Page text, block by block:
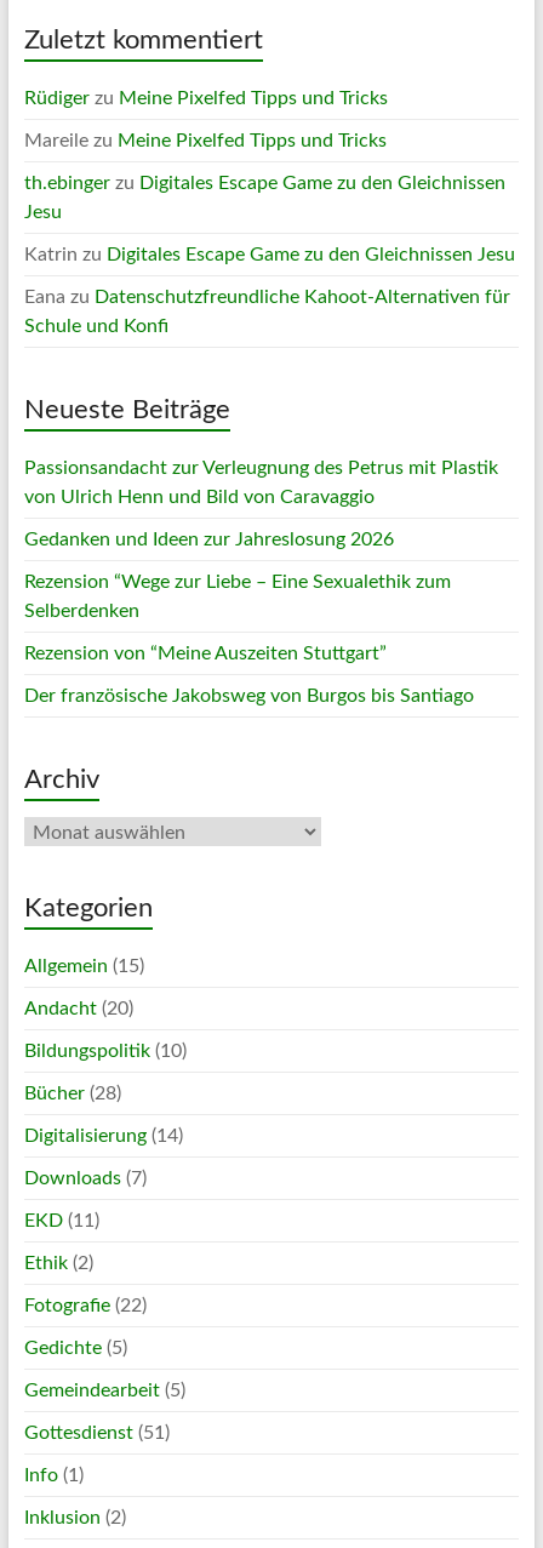
Zuletzt kommentiert
Rüdigerzu Meine Pixelfed Tipps und Tricks
Mareilezu Meine Pixelfed Tipps und Tricks
th.ebingerzu Digitales Escape Game zu den Gleichnissen
Jesu
Katrin zu Digitales Escape Game zu den Gleichnissen Jesu
Eana zu Datenschutzfreundliche Kahoot-Alternativen für
Schule und Konfi
Neueste Beiträge
Passionsandacht zur Verleugnung des Petrus mit Plastik
von Ulrich Henn und Bild von Caravaggio
Gedanken und Ideen zur Jahreslosung 2026
Rezension “Wege zur Liebe – Eine Sexualethik zum
Selberdenken
Rezension von “Meine Auszeiten Stuttgart”
Der französische Jakobsweg von Burgos bis Santiago
Archiv
Archiv
Kategorien
Allgemein (15)
Andacht(20)
Bildungspolitik(10)
Bücher(28)
Digitalisierung(14)
Downloads(7)
EKD(11)
Ethik(2)
Fotografie(22)
Gedichte(5)
Gemeindearbeit(5)
Gottesdienst(51)
Info(1)
Inklusion (2)